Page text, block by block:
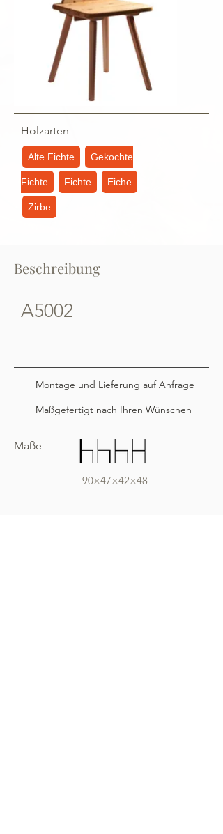
Holzarten
Alte Fichte Gekochte
Fichte Fichte Eiche
Zirbe
Beschreibung
A5002
Montage und Lieferung auf Anfrage
Maßgefertigt nach Ihren Wünschen
Maße
90×47×42×48